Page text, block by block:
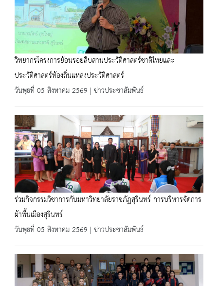
วิทยากรโครงการย้อนรอยสืบสานประวัติศาสตร์ชาติไทยและ
ประวัติศาสตร์ท้องถิ่นแหล่งประวัติศาสตร์
วันพุธที่ 05 สิงหาคม 2569 | ข่าวประชาสัมพันธ์
ร่วมกิจกรรมวิชาการกับมหาวิทยาลัยราชภัฏสุรินทร์ การบริหารจัดการ
ผ้าพื้นเมืองสุรินทร์
วันพุธที่ 05 สิงหาคม 2569 | ข่าวประชาสัมพันธ์